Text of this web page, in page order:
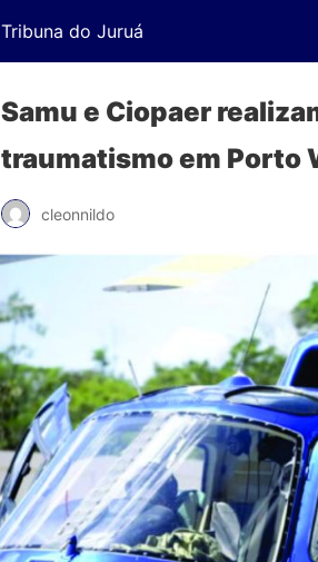
Tribuna do Juruá
Samu e Ciopaer
traumatismo em Porto
cleonnildo